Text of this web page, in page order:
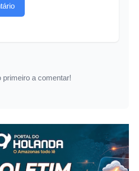
primeiro a comentar!